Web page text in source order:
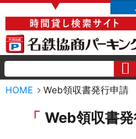
▼
HOME Web領収書発行申請
Web領収書